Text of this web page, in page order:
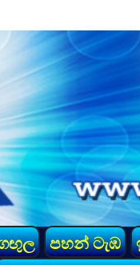
පහන් ටැඹ